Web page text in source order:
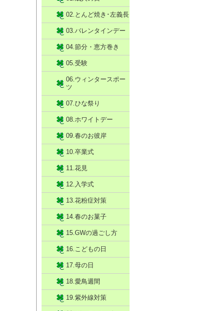
02.とんど焼き･左義長
03.バレンタインデー
04.節分・恵方巻き
05.受験
06.ウィンタースポー
ツ
07.ひな祭り
08.ホワイトデー
09.春のお彼岸
10.卒業式
11.花見
12.入学式
13.花粉症対策
14.春のお菓子
15.GWの過ごし方
16.こどもの日
17.母の日
18.愛鳥週間
19.紫外線対策